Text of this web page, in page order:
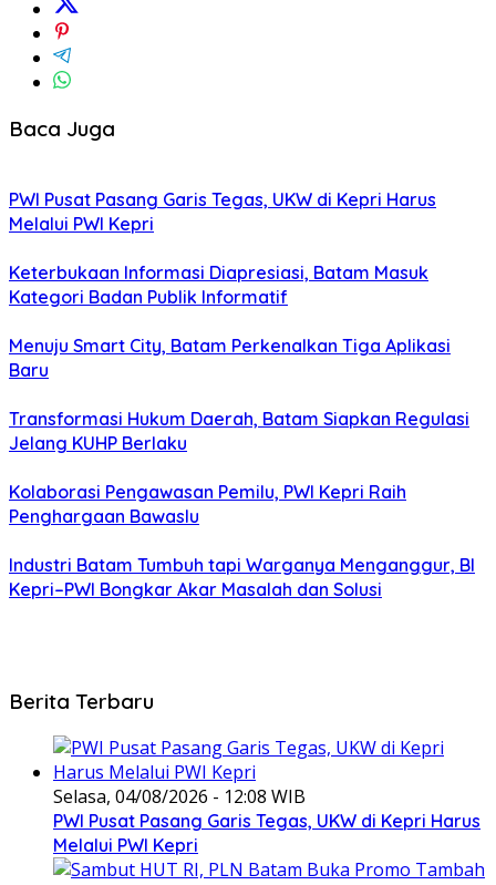
Baca Juga
PWI Pusat Pasang Garis Tegas, UKW di Kepri Harus
Melalui PWI Kepri
Keterbukaan Informasi Diapresiasi, Batam Masuk
Kategori Badan Publik Informatif
Menuju Smart City, Batam Perkenalkan Tiga Aplikasi
Baru
Transformasi Hukum Daerah, Batam Siapkan Regulasi
Jelang KUHP Berlaku
Kolaborasi Pengawasan Pemilu, PWI Kepri Raih
Penghargaan Bawaslu
Industri Batam Tumbuh tapi Warganya Menganggur, BI
Kepri–PWI Bongkar Akar Masalah dan Solusi
Berita Terbaru
Selasa, 04/08/2026 - 12:08 WIB
PWI Pusat Pasang Garis Tegas, UKW di Kepri Harus
Melalui PWI Kepri